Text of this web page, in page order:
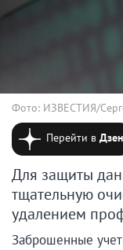
Фото: ИЗВЕСТИЯ/
Перейти вДзен
Для защиты
тщательную
удалением
Заброшенные